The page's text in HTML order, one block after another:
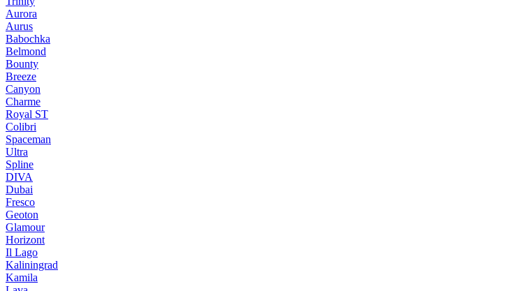
Aurora
Aurus
Babochka
Belmond
Bounty
Breeze
Canуon
Charme
Royal ST
Colibri
Spaceman
Ultra
Spline
DIVA
Dubai
Fresco
Geoton
Glamour
Horizont
Il Lago
Kaliningrad
Kamila